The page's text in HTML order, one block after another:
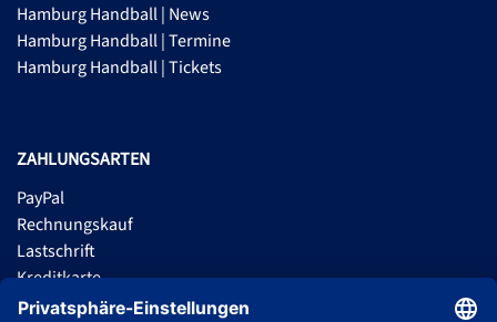
Hamburg Handball | News
Hamburg Handball | Termine
Hamburg Handball | Tickets
ZAHLUNGSARTEN
PayPal
Rechnungskauf
Lastschrift
Kreditkarte
Apple Pay